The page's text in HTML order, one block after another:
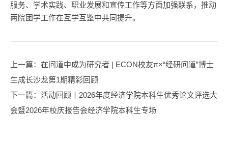
服务、学术实践、职业发展和宣传工作等方面加强联系，推动
两院团学工作在互学互鉴中共同提升。
上一篇：在问道中成为研究者 | ECON校友π×“经研问道”博士
生成长沙龙第1期精彩回顾
下一篇：活动回顾丨2026年度经济学院本科生优秀论文评选大
会暨2026年校庆报告会经济学院本科生专场